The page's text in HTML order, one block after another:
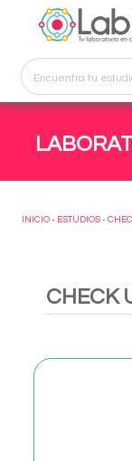
INICIO - ESTUDIOS -
CHECK